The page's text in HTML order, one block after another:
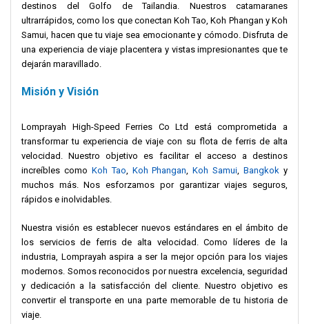
destinos del Golfo de Tailandia. Nuestros catamaranes
ultrarrápidos, como los que conectan Koh Tao, Koh Phangan y Koh
Samui, hacen que tu viaje sea emocionante y cómodo. Disfruta de
una experiencia de viaje placentera y vistas impresionantes que te
dejarán maravillado.
Misión y Visión
Lomprayah High-Speed Ferries Co Ltd está comprometida a
transformar tu experiencia de viaje con su flota de ferris de alta
velocidad. Nuestro objetivo es facilitar el acceso a destinos
increíbles como Koh Tao, Koh Phangan,Koh Samui,Bangkok y
muchos más. Nos esforzamos por garantizar viajes seguros,
rápidos e inolvidables.
Nuestra visión es establecer nuevos estándares en el ámbito de
los servicios de ferris de alta velocidad. Como líderes de la
industria, Lomprayah aspira a ser la mejor opción para los viajes
modernos. Somos reconocidos por nuestra excelencia, seguridad
y dedicación a la satisfacción del cliente. Nuestro objetivo es
convertir el transporte en una parte memorable de tu historia de
viaje.